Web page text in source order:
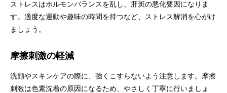
ストレスはホルモンバランスを乱し、肝斑の悪化要因になりま
す。適度な運動や趣味の時間を持つなど、ストレス解消を心がけ
ましょう。
摩擦刺激の軽減
洗顔やスキンケアの際に、強くこすらないよう注意します。摩擦
刺激は色素沈着の原因になるため、やさしく丁寧に行いましょ